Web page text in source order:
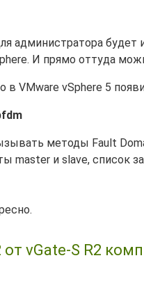
администратора
И прямо оттуда
в VMware vSphere 5
методы Fault
master и slave, список
от vGate-S R2